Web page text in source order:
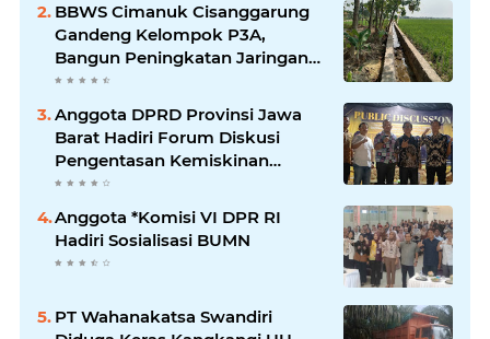
BBWS Cimanuk Cisanggarung
Gandeng Kelompok P3A,
Bangun Peningkatan Jaringan
Irigasi untuk Dukung
Anggota DPRD Provinsi Jawa
Barat Hadiri Forum Diskusi
Pengentasan Kemiskinan
Bersama LPK Trisakti
Anggota *Komisi VI DPR RI
Hadiri Sosialisasi BUMN
PT Wahanakatsa Swandiri